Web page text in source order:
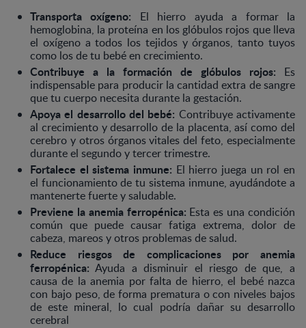
Transporta oxígeno: El hierro ayuda a formar la
hemoglobina, la proteína en los glóbulos rojos que lleva
el oxígeno a todos los tejidos y órganos, tanto tuyos
como los de tu bebé en crecimiento.
Contribuye a la formación de glóbulos rojos: Es
indispensable para producir la cantidad extra de sangre
que tu cuerpo necesita durante la gestación.
Apoya el desarrollo del bebé: Contribuye activamente
al crecimiento y desarrollo de la placenta, así como del
cerebro y otros órganos vitales del feto, especialmente
durante el segundo y tercer trimestre.
Fortalece el sistema inmune: El hierro juega un rol en
el funcionamiento de tu sistema inmune, ayudándote a
mantenerte fuerte y saludable.
Previene la anemia ferropénica: Esta es una condición
común que puede causar fatiga extrema, dolor de
cabeza, mareos y otros problemas de salud.
Reduce riesgos de complicaciones por anemia
ferropénica: Ayuda a disminuir el riesgo de que, a
causa de la anemia por falta de hierro, el bebé nazca
con bajo peso, de forma prematura o con niveles bajos
de este mineral, lo cual podría dañar su desarrollo
cerebral